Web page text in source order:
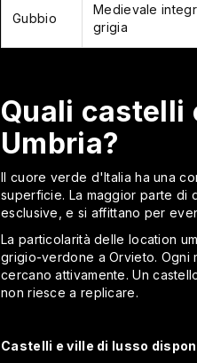
Gubbio
Medievale
grigia
Quali castelli
Umbria?
Il cuore verde d'Italia ha una
superficie. La maggior parte di
esclusive, e si affittano per
La particolarità delle location
grigio-verdone a Orvieto. Ogni
cercano attivamente. Un
non riesce a replicare.
Castelli e ville di lusso